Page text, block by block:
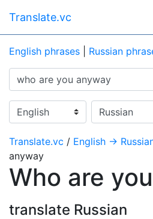
Translate.vc
English phrases Russian
Translate.vc / English →
anyway
Who are
translate Russian